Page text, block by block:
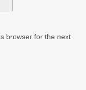
browser for the next